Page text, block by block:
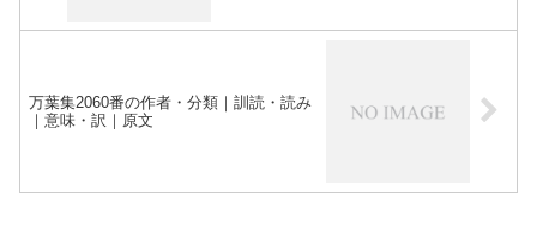
万葉集2060番の作者・分類｜訓読・読み
｜意味・訳｜原文